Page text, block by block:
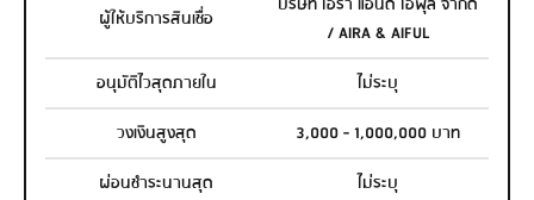
ผู้ให้บริการสินเชื่อ
/ AIRA & AIFUL
อนุมัติไวสุดภายใน
ไม่ระบุ
วงเงินสูงสุด
3,000 - 1,000,000 บาท
ผ่อนชำระนานสุด
ไม่ระบุ